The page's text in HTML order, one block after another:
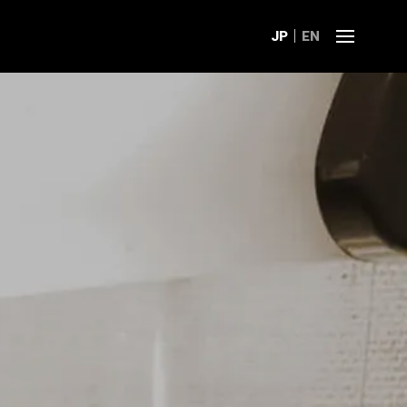
JP EN